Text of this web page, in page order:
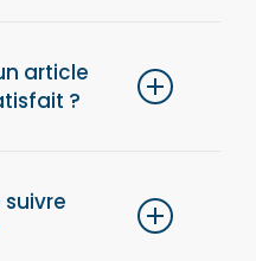
taille au-dessus
article
?
pour retourner
Les